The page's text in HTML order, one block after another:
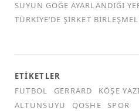
SUYUN GÖĞE AYARLANDIĞI
TÜRKİYE’DE ŞİRKET
ETIKETLER
FUTBOL
GERRARD KÖŞE
ALTUNSUYU
QOSHE SPOR